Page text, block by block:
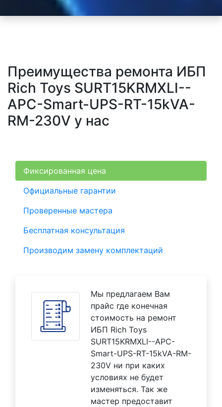
Преимущества ремонта ИБП
Rich Toys SURT15KRMXLI--
APC-Smart-UPS-RT-15kVA-
RM-230V у нас
Фиксированная цена
Официальные гарантии
Проверенные мастера
Бесплатная консультация
Производим замену комплектаций
Мы предлагаем Вам
прайс где конечная
стоимость на ремонт
ИБП Rich Toys
SURT15KRMXLI--APC-
Smart-UPS-RT-15kVA-RM-
230V ни при каких
условиях не будет
изменяться. Так же
мастер предоставит